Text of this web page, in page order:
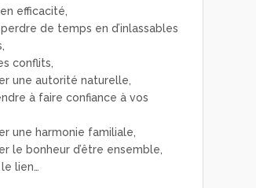
efficacité,
de temps en d’inlassables
conflits,
une autorité naturelle,
à faire confiance à vos
une harmonie familiale,
le bonheur d’être ensemble,
lien…